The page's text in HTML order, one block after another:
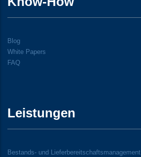
Blog
White Papers
FAQ
Leistungen
Bestands- und Lieferbereitschaftsmanagement